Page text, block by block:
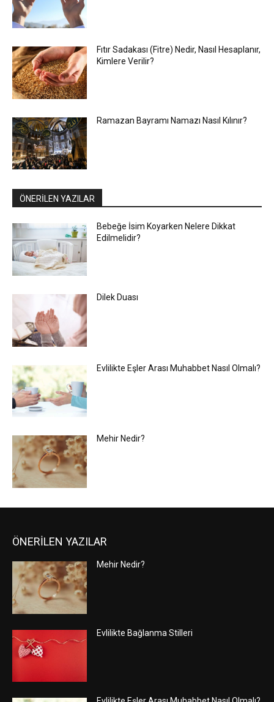
Fıtır Sadakası (Fitre) Nedir, Nasıl Hesaplanır,
Kimlere Verilir?
Ramazan Bayramı Namazı Nasıl Kılınır?
ÖNERİLEN YAZILAR
Bebeğe İsim Koyarken Nelere Dikkat
Edilmelidir?
Dilek Duası
Evlilikte Eşler Arası Muhabbet Nasıl Olmalı?
Mehir Nedir?
ÖNERİLEN YAZILAR
Mehir Nedir?
Evlilikte Bağlanma Stilleri